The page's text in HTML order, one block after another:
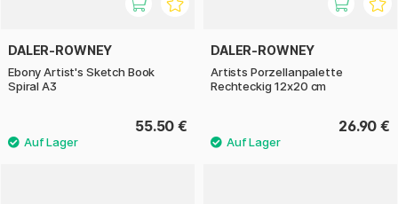
DALER-ROWNEY
Ebony Artist's Sketch Book
Spiral A3
55.50 €
DALER-ROWNEY
Artists Porzellanpalette
Rechteckig 12x20 cm
26.90 €